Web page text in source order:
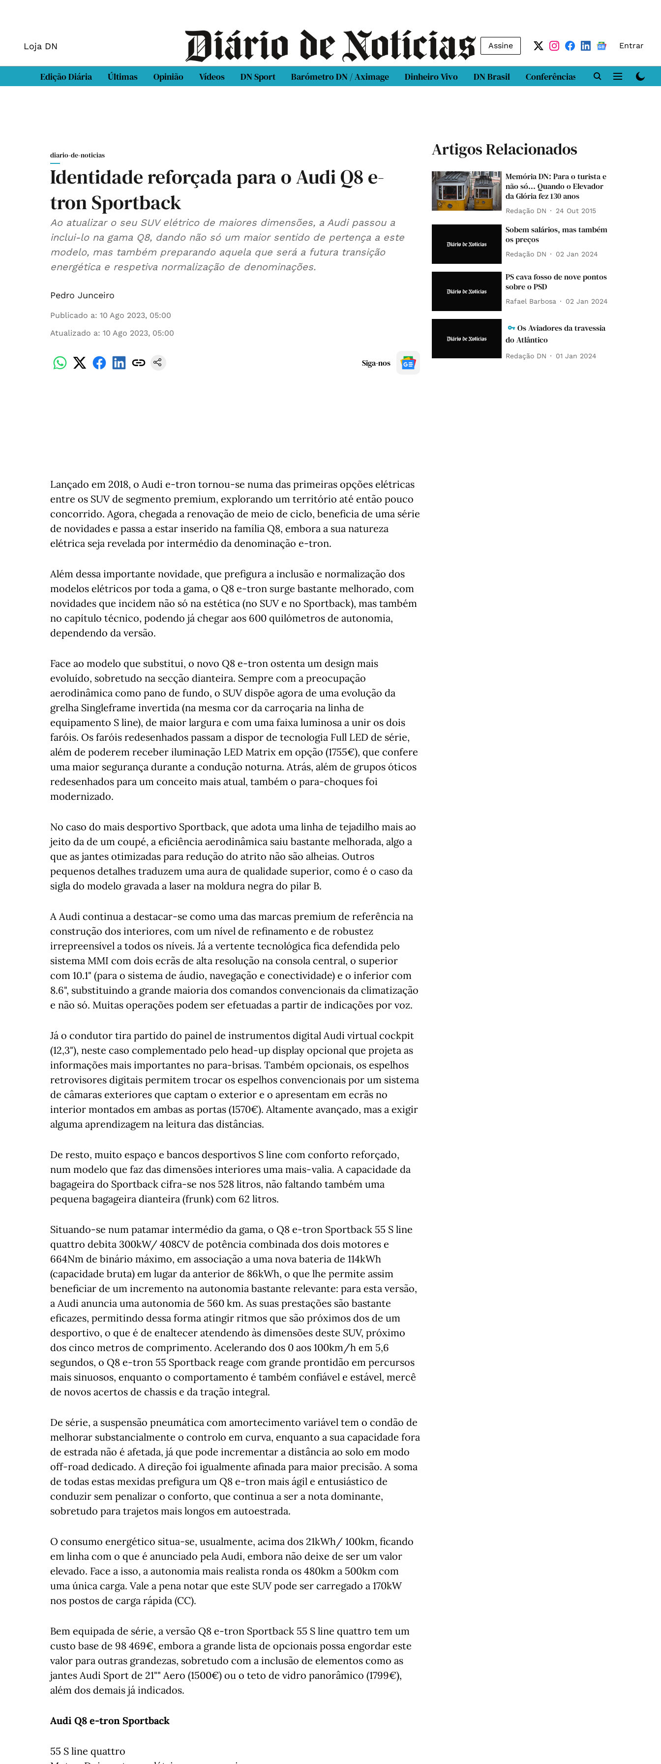
Loja DN Assine Entrar
Edição Diária Últimas Opinião Vídeos DN Sport Barómetro DN / Aximage Dinheiro Vivo DN Brasil Conferências DN LAB
diario-de-noticias
Identidade reforçada para o Audi Q8 e-
tron Sportback
Ao atualizar o seu SUV elétrico de maiores dimensões, a Audi passou a
inclui-lo na gama Q8, dando não só um maior sentido de pertença a este
modelo, mas também preparando aquela que será a futura transição
energética e respetiva normalização de denominações.
Pedro Junceiro
Publicado a: 10 Ago 2023, 05:00
Atualizado a: 10 Ago 2023, 05:00
Siga-nos
Lançado em 2018, o Audi e-tron tornou-se numa das primeiras opções elétricas
entre os SUV de segmento premium, explorando um território até então pouco
concorrido. Agora, chegada a renovação de meio de ciclo, beneficia de uma série
de novidades e passa a estar inserido na família Q8, embora a sua natureza
elétrica seja revelada por intermédio da denominação e-tron.
Além dessa importante novidade, que prefigura a inclusão e normalização dos
modelos elétricos por toda a gama, o Q8 e-tron surge bastante melhorado, com
novidades que incidem não só na estética (no SUV e no Sportback), mas também
no capítulo técnico, podendo já chegar aos 600 quilómetros de autonomia,
dependendo da versão.
Face ao modelo que substitui, o novo Q8 e-tron ostenta um design mais
evoluído, sobretudo na secção dianteira. Sempre com a preocupação
aerodinâmica como pano de fundo, o SUV dispõe agora de uma evolução da
grelha Singleframe invertida (na mesma cor da carroçaria na linha de
equipamento S line), de maior largura e com uma faixa luminosa a unir os dois
faróis. Os faróis redesenhados passam a dispor de tecnologia Full LED de série,
além de poderem receber iluminação LED Matrix em opção (1755€), que confere
uma maior segurança durante a condução noturna. Atrás, além de grupos óticos
redesenhados para um conceito mais atual, também o para-choques foi
modernizado.
No caso do mais desportivo Sportback, que adota uma linha de tejadilho mais ao
jeito da de um coupé, a eficiência aerodinâmica saiu bastante melhorada, algo a
que as jantes otimizadas para redução do atrito não são alheias. Outros
pequenos detalhes traduzem uma aura de qualidade superior, como é o caso da
sigla do modelo gravada a laser na moldura negra do pilar B.
A Audi continua a destacar-se como uma das marcas premium de referência na
construção dos interiores, com um nível de refinamento e de robustez
irrepreensível a todos os níveis. Já a vertente tecnológica fica defendida pelo
sistema MMI com dois ecrãs de alta resolução na consola central, o superior
com 10.1" (para o sistema de áudio, navegação e conectividade) e o inferior com
8.6", substituindo a grande maioria dos comandos convencionais da climatização
e não só. Muitas operações podem ser efetuadas a partir de indicações por voz.
Já o condutor tira partido do painel de instrumentos digital Audi virtual cockpit
(12,3"), neste caso complementado pelo head-up display opcional que projeta as
informações mais importantes no para-brisas. Também opcionais, os espelhos
retrovisores digitais permitem trocar os espelhos convencionais por um sistema
de câmaras exteriores que captam o exterior e o apresentam em ecrãs no
interior montados em ambas as portas (1570€). Altamente avançado, mas a exigir
alguma aprendizagem na leitura das distâncias.
De resto, muito espaço e bancos desportivos S line com conforto reforçado,
num modelo que faz das dimensões interiores uma mais-valia. A capacidade da
bagageira do Sportback cifra-se nos 528 litros, não faltando também uma
pequena bagageira dianteira (frunk) com 62 litros.
Situando-se num patamar intermédio da gama, o Q8 e-tron Sportback 55 S line
quattro debita 300kW/ 408CV de potência combinada dos dois motores e
664Nm de binário máximo, em associação a uma nova bateria de 114kWh
(capacidade bruta) em lugar da anterior de 86kWh, o que lhe permite assim
beneficiar de um incremento na autonomia bastante relevante: para esta versão,
a Audi anuncia uma autonomia de 560 km. As suas prestações são bastante
eficazes, permitindo dessa forma atingir ritmos que são próximos dos de um
desportivo, o que é de enaltecer atendendo às dimensões deste SUV, próximo
dos cinco metros de comprimento. Acelerando dos 0 aos 100km/h em 5,6
segundos, o Q8 e-tron 55 Sportback reage com grande prontidão em percursos
mais sinuosos, enquanto o comportamento é também confiável e estável, mercê
de novos acertos de chassis e da tração integral.
De série, a suspensão pneumática com amortecimento variável tem o condão de
melhorar substancialmente o controlo em curva, enquanto a sua capacidade fora
de estrada não é afetada, já que pode incrementar a distância ao solo em modo
off-road dedicado. A direção foi igualmente afinada para maior precisão. A soma
de todas estas mexidas prefigura um Q8 e-tron mais ágil e entusiástico de
conduzir sem penalizar o conforto, que continua a ser a nota dominante,
sobretudo para trajetos mais longos em autoestrada.
O consumo energético situa-se, usualmente, acima dos 21kWh/ 100km, ficando
em linha com o que é anunciado pela Audi, embora não deixe de ser um valor
elevado. Face a isso, a autonomia mais realista ronda os 480km a 500km com
uma única carga. Vale a pena notar que este SUV pode ser carregado a 170kW
nos postos de carga rápida (CC).
Bem equipada de série, a versão Q8 e-tron Sportback 55 S line quattro tem um
custo base de 98 469€, embora a grande lista de opcionais possa engordar este
valor para outras grandezas, sobretudo com a inclusão de elementos como as
jantes Audi Sport de 21"" Aero (1500€) ou o teto de vidro panorâmico (1799€),
além dos demais já indicados.
Audi Q8 e-tron Sportback
55 S line quattro
Artigos Relacionados
Memória DN: Para o turista e
não só... Quando o Elevador
da Glória fez 130 anos
Redação DN 24 Out 2015
Sobem salários, mas também
os preços
Redação DN 02 Jan 2024
PS cava fosso de nove pontos
sobre o PSD
Rafael Barbosa 02 Jan 2024
Os Aviadores da travessia
do Atlântico
Redação DN 01 Jan 2024